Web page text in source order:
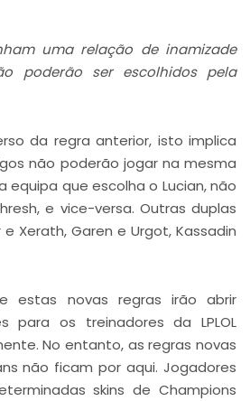
uma relação de inamizade
poderão ser escolhidos pela
da regra anterior, isto implica
não poderão jogar na mesma
equipa que escolha o Lucian, não
e vice-versa. Outras duplas
e Xerath, Garen e Urgot, Kassadin
estas novas regras irão abrir
para os treinadores da LPLOL
No entanto, as regras novas
não ficam por aqui. Jogadores
skins de Champions